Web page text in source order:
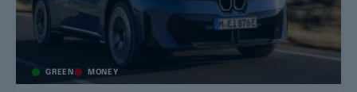
GREEN MONEY